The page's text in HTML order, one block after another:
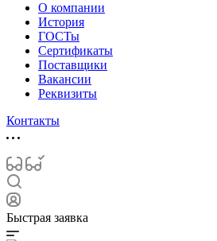
О компании
История
ГОСТы
Сертификаты
Поставщики
Вакансии
Реквизиты
Контакты
Быстрая заявка